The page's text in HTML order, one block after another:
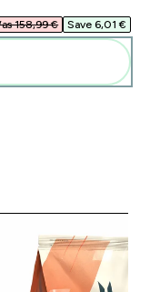
158,99 €‎ Save 6,01 €‎